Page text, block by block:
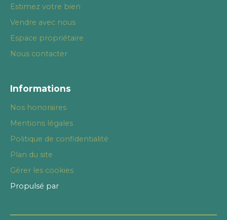
Estimez votre bien
Vendre avec nous
Espace propriétaire
Nous contacter
Informations
Nos honoraires
Mentions légales
Politique de confidentialité
Plan du site
Gérer les cookies
Propulsé par